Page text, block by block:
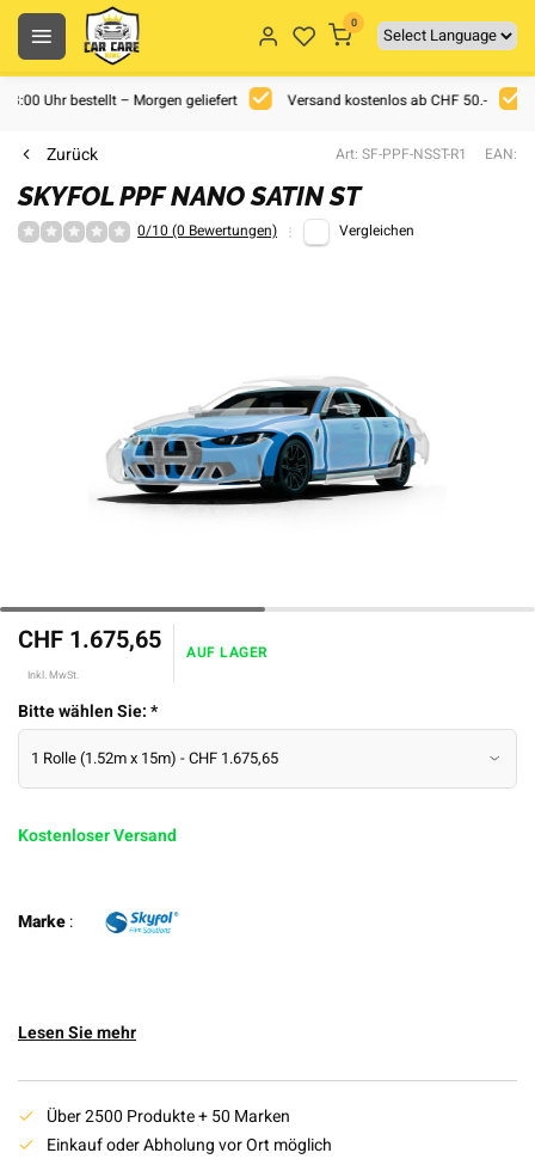
0
Uhr bestellt – Morgen geliefert Versand kostenlos ab CHF 50.-
Zurück Art: SF-PPF-NSST-R1 EAN:
SKYFOL PPF NANO SATIN ST
0/10 (0 Bewertungen) Vergleichen
CHF 1.675,65
Inkl. MwSt.
AUF LAGER
Bitte wählen Sie:*
Kostenloser Versand
Marke:
Lesen Sie mehr
Über 2500 Produkte + 50 Marken
Einkauf oder Abholung vor Ort möglich